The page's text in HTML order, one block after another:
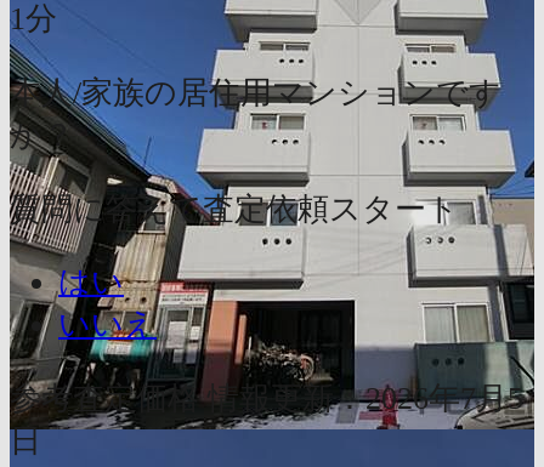
1分
本人/家族の居住用マンションです
か？
質問に答えて査定依頼スタート
はい
いいえ
参考査定価格 情報更新：2026年7月5
日